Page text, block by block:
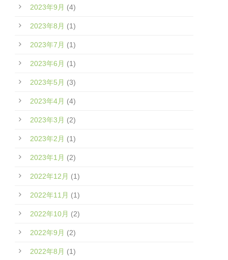
2023年9月 (4)
2023年8月 (1)
2023年7月 (1)
2023年6月 (1)
2023年5月 (3)
2023年4月 (4)
2023年3月 (2)
2023年2月 (1)
2023年1月 (2)
2022年12月 (1)
2022年11月 (1)
2022年10月 (2)
2022年9月 (2)
2022年8月 (1)